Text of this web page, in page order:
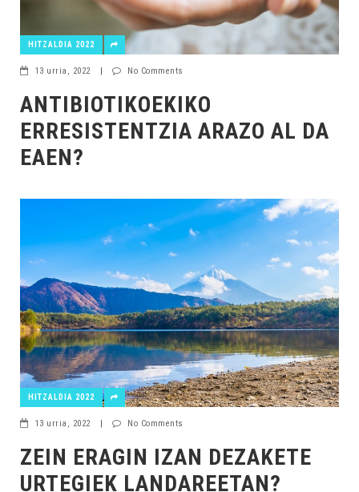
HITZALDIA 2022
13 urria, 2022 No Comments
ANTIBIOTIKOEKIKO
ERRESISTENTZIA ARAZO AL DA
EAEN?
HITZALDIA 2022
13 urria, 2022 No Comments
ZEIN ERAGIN IZAN DEZAKETE
URTEGIEK LANDAREETAN?